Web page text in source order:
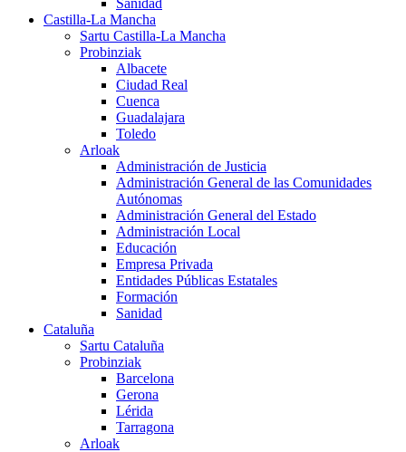
Sanidad
Castilla-La Mancha
Sartu Castilla-La Mancha
Probinziak
Albacete
Ciudad Real
Cuenca
Guadalajara
Toledo
Arloak
Administración de Justicia
Administración General de las Comunidades
Autónomas
Administración General del Estado
Administración Local
Educación
Empresa Privada
Entidades Públicas Estatales
Formación
Sanidad
Cataluña
Sartu Cataluña
Probinziak
Barcelona
Gerona
Lérida
Tarragona
Arloak